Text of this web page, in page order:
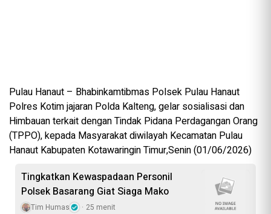
Pulau Hanaut – Bhabinkamtibmas Polsek Pulau Hanaut
Polres Kotim jajaran Polda Kalteng, gelar sosialisasi dan
Himbauan terkait dengan Tindak Pidana Perdagangan Orang
(TPPO), kepada Masyarakat diwilayah Kecamatan Pulau
Hanaut Kabupaten Kotawaringin Timur,Senin (01/06/2026)
Tingkatkan Kewaspadaan Personil
Polsek Basarang Giat Siaga Mako
Tim Humas 25 menit